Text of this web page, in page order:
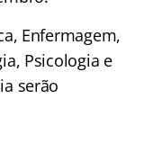
Enfermagem,
Psicologia e
serão